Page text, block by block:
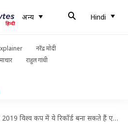
अन्य Hindi
नरेंद्र मोदी
राहुल गांधी
2019 विश्व कप में ये रिकॉर्ड बना सकते हैं एसएस धोनी